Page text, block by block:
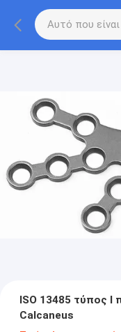
ISO 13485 τύπος Ι
Calcaneus